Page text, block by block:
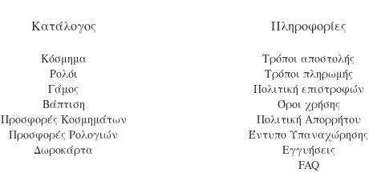
Κατάλογος
Κόσμημα
Ρολόι
Γάμος
Βάπτιση
Προσφορές Κοσμημάτων
Προσφορές Ρολογιών
Δωροκάρτα
Πληροφορίες
Τρόποι αποστολής
Τρόποι πληρωμής
Πολιτική επιστροφών
Όροι χρήσης
Πολιτική Απορρήτου
Έντυπο Υπαναχώρησης
Εγγυήσεις
FAQ